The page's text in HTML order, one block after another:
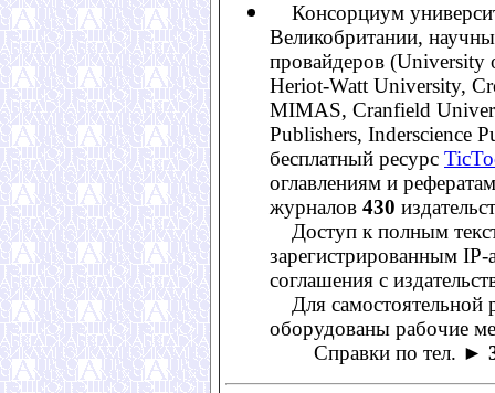
Консорциум
Великобритании,
провайдеров
Heriot-Watt University,
MIMAS, Cranfield
Publishers, Inderscience
бесплатный ресурс
оглавлениям и
журналов 430
Доступ к полным
зарегистрированным
соглашения с
Для самостоятельной
оборудованы рабочие
Справки по тел. ►